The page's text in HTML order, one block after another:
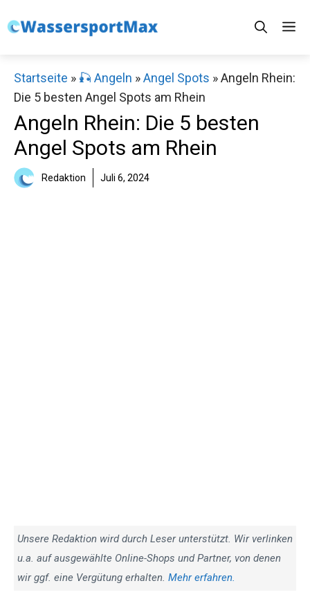
Inhalt
Startseite » 🎣 Angeln »Angel Spots »Angeln Rhein:
Die 5 besten Angel Spots am Rhein
Angeln Rhein: Die 5 besten
Angel Spots am Rhein
Redaktion Juli 6, 2024
Unsere Redaktion wird durch Leser unterstützt. Wir verlinken
u.a. auf ausgewählte Online-Shops und Partner, von denen
wir ggf. eine Vergütung erhalten. Mehr erfahren.